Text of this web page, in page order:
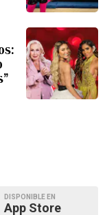
DISPONIBLE EN
App Store